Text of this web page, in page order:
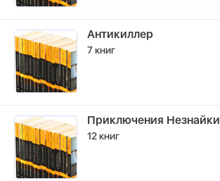
Антикиллер
7 книг
Приключения Незнайки
12 книг